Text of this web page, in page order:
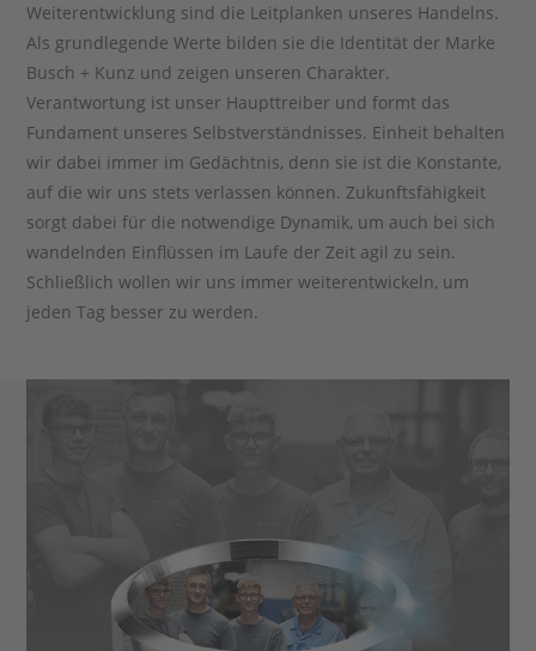
Weiterentwicklung sind die Leitplanken unseres Handelns.
Als grundlegende Werte bilden sie die Identität der Marke
Busch + Kunz und zeigen unseren Charakter.
Verantwortung ist unser Haupttreiber und formt das
Fundament unseres Selbstverständnisses. Einheit behalten
wir dabei immer im Gedächtnis, denn sie ist die Konstante,
auf die wir uns stets verlassen können. Zukunftsfähigkeit
sorgt dabei für die notwendige Dynamik, um auch bei sich
wandelnden Einflüssen im Laufe der Zeit agil zu sein.
Schließlich wollen wir uns immer weiterentwickeln, um
jeden Tag besser zu werden.